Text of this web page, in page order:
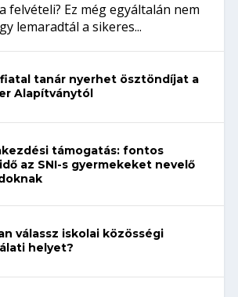
felvételi? Ez még egyáltalán nem
lemaradtál a sikeres...
fiatal tanár nyerhet ösztöndíjat a
Alapítványtól
támogatás: fontos
az SNI-s gyermekeket nevelő
válassz iskolai közösségi
helyet?